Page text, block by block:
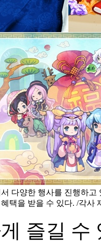
다양한 행사를 진행하고
택을 받을 수 있다. /각사
즐길 수